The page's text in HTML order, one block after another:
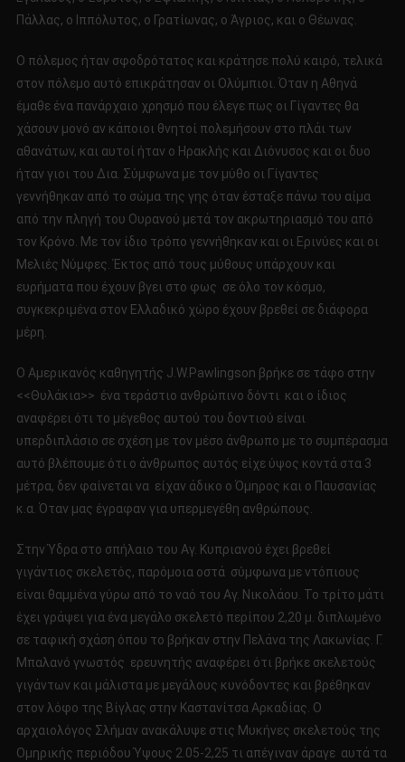
Πάλλας, ο Ιππόλυτος, ο Γρατίωνας, ο Άγριος, και ο Θέωνας.
Ο πόλεμος ήταν σφοδρότατος και κράτησε πολύ καιρό, τελικά
στον πόλεμο αυτό επικράτησαν οι Ολύμπιοι. Όταν η Αθηνά
έμαθε ένα πανάρχαιο χρησμό που έλεγε πως οι Γίγαντες θα
χάσουν μονό αν κάποιοι θνητοί πολεμήσουν στο πλάι των
αθανάτων, και αυτοί ήταν ο Ηρακλής και Διόνυσος και οι δυο
ήταν γιοι του Δια. Σύμφωνα με τον μύθο οι Γίγαντες
γεννήθηκαν από το σώμα της γης όταν έσταξε πάνω του αίμα
από την πληγή του Ουρανού μετά τον ακρωτηριασμό του από
τον Κρόνο. Με τον ίδιο τρόπο γεννήθηκαν και οι Ερινύες και οι
Μελιές Νύμφες. Έκτος από τους μύθους υπάρχουν και
ευρήματα που έχουν βγει στο φως σε όλο τον κόσμο,
συγκεκριμένα στον Ελλαδικό χώρο έχουν βρεθεί σε διάφορα
μέρη.
Ο Αμερικανός καθηγητής J.W.Pawlingson βρήκε σε τάφο στην
<<Θυλάκια>> ένα τεράστιο ανθρώπινο δόντι και ο ίδιος
αναφέρει ότι το μέγεθος αυτού του δοντιού είναι
υπερδιπλάσιο σε σχέση με τον μέσο άνθρωπο με το συμπέρασμα
αυτό βλέπουμε ότι ο άνθρωπος αυτός είχε ύψος κοντά στα 3
μέτρα, δεν φαίνεται να είχαν άδικο ο Όμηρος και ο Παυσανίας
κ.α. Όταν μας έγραφαν για υπερμεγέθη ανθρώπους.
Στην Ύδρα στο σπήλαιο του Αγ. Κυπριανού έχει βρεθεί
γιγάντιος σκελετός, παρόμοια οστά σύμφωνα με ντόπιους
είναι θαμμένα γύρω από το ναό του Αγ. Νικολάου. Το τρίτο μάτι
έχει γράψει για ένα μεγάλο σκελετό περίπου 2,20 μ. διπλωμένο
σε ταφική σχάση όπου το βρήκαν στην Πελάνα της Λακωνίας. Γ.
Μπαλανό γνωστός ερευνητής αναφέρει ότι βρήκε σκελετούς
γιγάντων και μάλιστα με μεγάλους κυνόδοντες και βρέθηκαν
στον λόφο της Βίγλας στην Καστανίτσα Αρκαδίας. Ο
αρχαιολόγος Σλήμαν ανακάλυψε στις Μυκήνες σκελετούς της
Ομηρικής περιόδου Ύψους 2.05-2,25 τι απέγιναν άραγε αυτά τα